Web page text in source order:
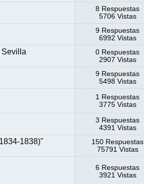
8 Respuestas
5706 Vistas
9 Respuestas
6992 Vistas
Sevilla
0 Respuestas
2907 Vistas
9 Respuestas
5498 Vistas
1 Respuestas
3775 Vistas
3 Respuestas
4391 Vistas
1838)"
150 Respuestas
75791 Vistas
6 Respuestas
3921 Vistas